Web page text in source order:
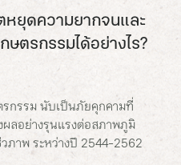
หยุดความยากจนและ
ษตรกรรมได้อย่างไร?
กรรม นับเป็นภัยคุกคามที่
ลอย่างรุนแรงต่อสภาพภูมิ
ภาพ ระหว่างปี 2544-2562